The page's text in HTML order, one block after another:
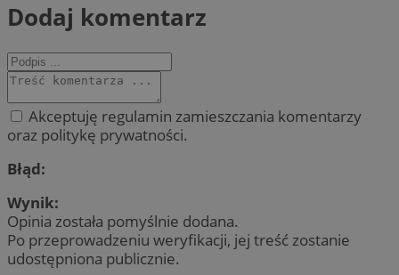
Dodaj komentarz
Akceptuję regulamin zamieszczania komentarzy
oraz politykę prywatności.
Błąd:
Wynik:
Opinia została pomyślnie dodana.
Po przeprowadzeniu weryfikacji, jej treść zostanie
udostępniona publicznie.